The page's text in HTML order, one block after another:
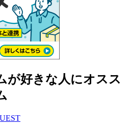
が好きな人にオスス